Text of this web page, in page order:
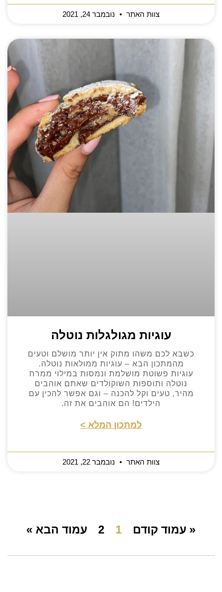
צוות האתר נובמבר 24, 2021
עוגיות מגולגלות נוטלה
כשבא לכם משהו מתוק אין יותר מושלם וטעים
מהמתכון הבא – עוגיות ממולאות נוטלה.
עוגיות פשוטת מושלמת ונמסות במילוי ממרח
נוטלה ותוספות השוקולדים שאתם אוהבים
מהיר, טעים וקל להכנה – וגם אפשר להכין עם
הילדים! הם אוהבים את זה.
למתכון המלא >
צוות האתר נובמבר 22, 2021
« עמוד קודם 1
2 עמוד הבא »